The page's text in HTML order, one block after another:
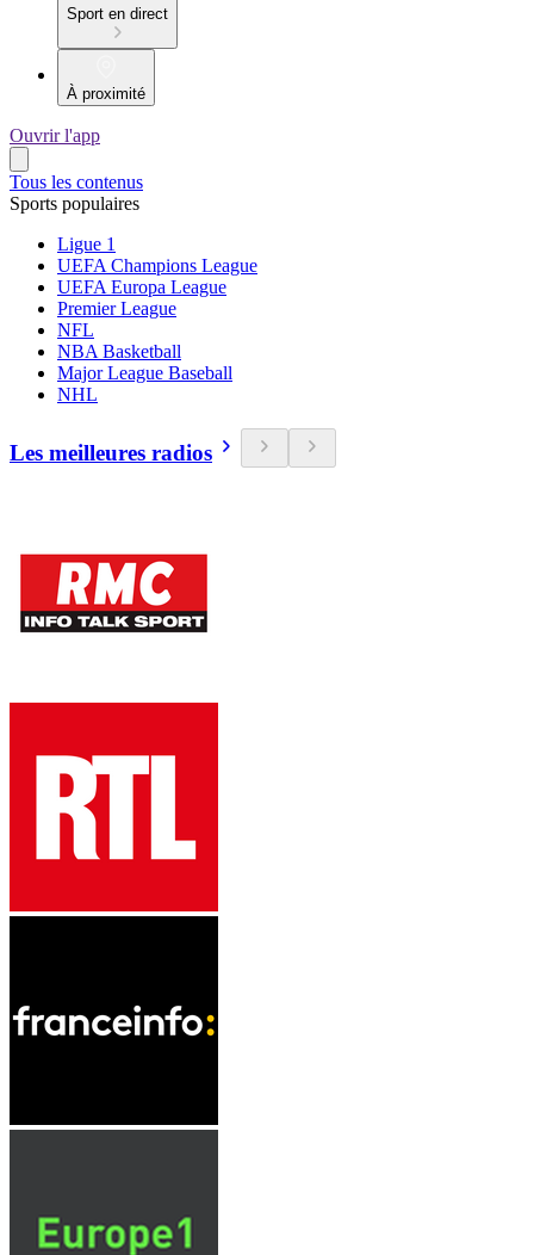
Sport en direct
À proximité
Ouvrir l'app
Tous les contenus
Sports populaires
Ligue 1
UEFA Champions League
UEFA Europa League
Premier League
NFL
NBA Basketball
Major League Baseball
NHL
Les meilleures radios